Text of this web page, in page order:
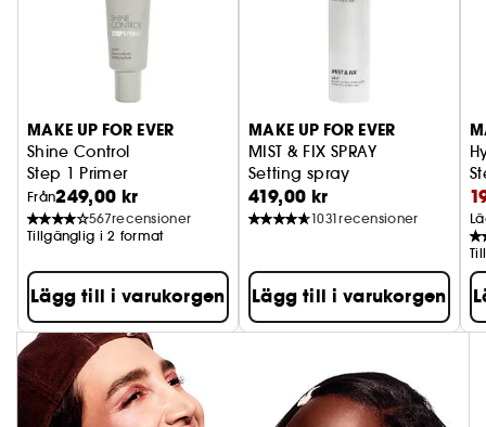
MAKE UP FOR EVER
Shine Control
Step 1 Primer
Från249,00 kr
567recensioner
Tillgänglig i 2 format
Lägg till i varukorgen
MAKE UP FOR EVER
MIST & FIX SPRAY
Setting spray
419,00 kr
1031recensioner
Lägg till i varukorgen